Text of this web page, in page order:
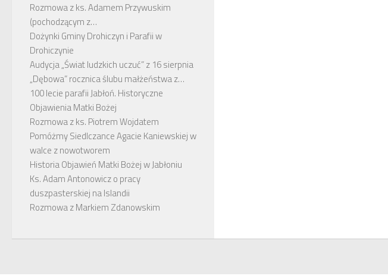
Rozmowa z ks. Adamem Przywuskim
(pochodzącym z…
Dożynki Gminy Drohiczyn i Parafii w
Drohiczynie
Audycja „Świat ludzkich uczuć” z 16 sierpnia
„Dębowa” rocznica ślubu małżeństwa z…
100 lecie parafii Jabłoń. Historyczne
Objawienia Matki Bożej
Rozmowa z ks. Piotrem Wojdatem
Pomóżmy Siedlczance Agacie Kaniewskiej w
walce z nowotworem
Historia Objawień Matki Bożej w Jabłoniu
Ks. Adam Antonowicz o pracy
duszpasterskiej na Islandii
Rozmowa z Markiem Zdanowskim